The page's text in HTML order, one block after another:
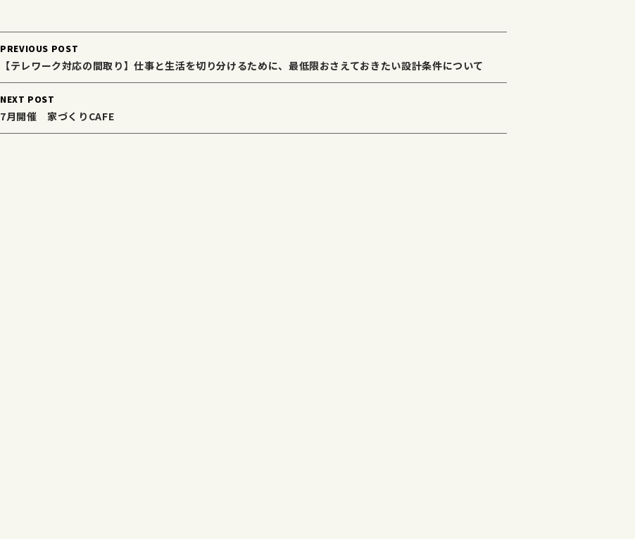
Post
navigation
PREVIOUS POST
【テレワーク対応の間取り】仕事と生活を切り分けるために、最低限おさえておきたい設計条件について
NEXT POST
7月開催 家づくりCAFE